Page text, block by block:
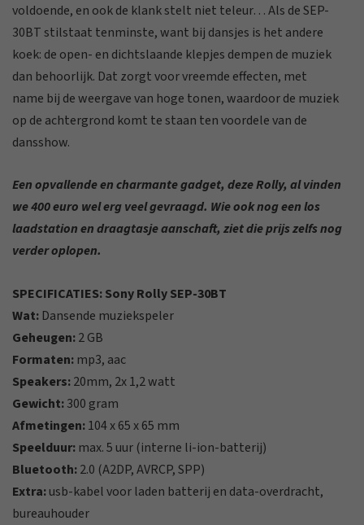
voldoende, en ook de klank stelt niet teleur… Als de SEP-
30BT stilstaat tenminste, want bij dansjes is het andere
koek: de open- en dichtslaande klepjes dempen de muziek
dan behoorlijk. Dat zorgt voor vreemde effecten, met
name bij de weergave van hoge tonen, waardoor de muziek
op de achtergrond komt te staan ten voordele van de
dansshow.
Een opvallende en charmante gadget, deze Rolly, al vinden
we 400 euro wel erg veel gevraagd. Wie ook nog een los
laadstation en draagtasje aanschaft, ziet die prijs zelfs nog
verder oplopen.
SPECIFICATIES: Sony Rolly SEP-30BT
Wat: Dansende muziekspeler
Geheugen:2 GB
Formaten: mp3, aac
Speakers:20mm, 2x 1,2 watt
Gewicht:300 gram
Afmetingen:104 x 65 x 65 mm
Speelduur: max. 5 uur (interne li-ion-batterij)
Bluetooth:2.0 (A2DP, AVRCP, SPP)
Extra:usb-kabel voor laden batterij en data-overdracht,
bureauhouder